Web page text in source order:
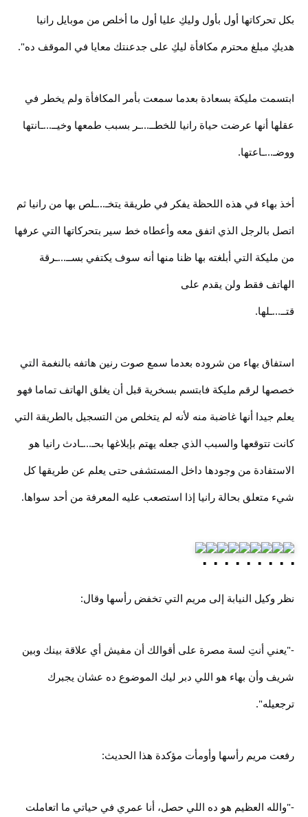
بكل تحركاتها أول بأول وليكِ عليا أول ما أخلص من موبايل رانيا
هديكِ مبلغ محترم مكافأة ليكِ على جدعنتك معايا في الموقف ده".
ابتسمت مليكة بسعادة بعدما سمعت بأمر المكافأة ولم يخطر في
عقلها أنها عرضت حياة رانيا للخطــ...ـر بسبب طمعها وخيــ...ـانتها
ووضـ...ـاعتها.
أخذ بهاء في هذه اللحظة يفكر في طريقة يتخـ...ـلص بها من رانيا ثم
اتصل بالرجل الذي اتفق معه وأعطاه خط سير بتحركاتها التي عرفها
من مليكة التي أبلغته بها ظنا منها أنه سوف يكتفي بســ...ـرقة
الهاتف فقط ولن يقدم على
قتــ...ـلها.
استفاق بهاء من شروده بعدما سمع صوت رنين هاتفه بالنغمة التي
خصصها لرقم مليكة فابتسم بسخرية قبل أن يغلق الهاتف تماما فهو
يعلم جيدا أنها غاضبة منه لأنه لم يتخلص من التسجيل بالطريقة التي
كانت تتوقعها والسبب الذي جعله يهتم بإبلاغها بحـ...ـادث رانيا هو
الاستفادة من وجودها داخل المستشفى حتى يعلم عن طريقها كل
شيء متعلق بحالة رانيا إذا استصعب عليه المعرفة من أحد سواها.
نظر وكيل النيابة إلى مريم التي تخفض رأسها وقال:
-"يعني أنتِ لسة مصرة على أقوالك أن مفيش أي علاقة بينك وبين
شريف وأن بهاء هو اللي دبر ليك الموضوع ده عشان يجبرك
ترجعيله".
رفعت مريم رأسها وأومأت مؤكدة هذا الحديث:
-"والله العظيم هو ده اللي حصل، أنا عمري في حياتي ما اتعاملت